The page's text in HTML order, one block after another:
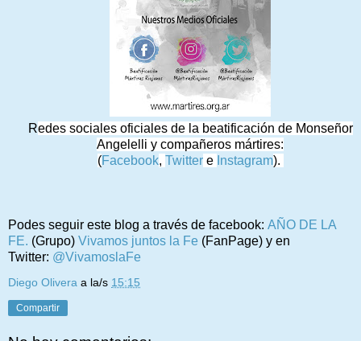
Redes sociales oficiales de la beatificación de Monseñor
Angelelli y compañeros mártires:
(Facebook, Twittere Instagram).
Podes seguir este blog a través de facebook: AÑO DE LA
FE. (Grupo) Vivamos juntos la Fe (FanPage) y en
Twitter: @VivamoslaFe
Diego Olivera a la/s 15:15
Compartir